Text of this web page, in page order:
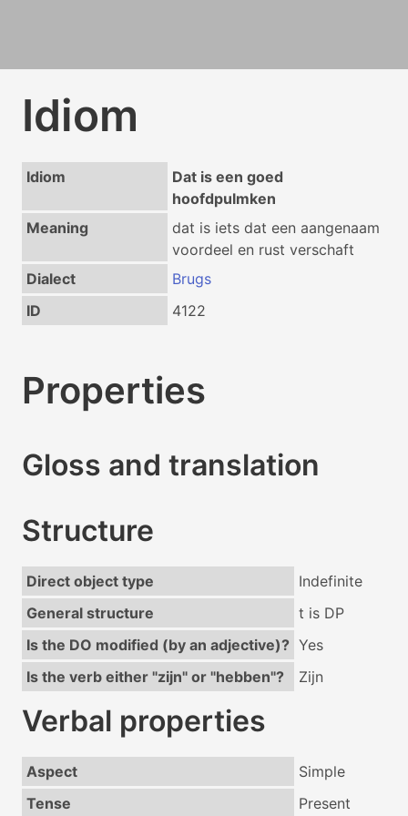
Idiom
Idiom
Dat is een goed
hoofdpulmken
Meaning
dat is iets dat een aangenaam
voordeel en rust verschaft
Dialect
Brugs
ID
4122
Properties
Gloss and translation
Structure
Direct object type
Indefinite
General structure
t is DP
Is the DO modified (by an adjective)? Yes
Is the verb either "zijn" or "hebben"?
Zijn
Verbal properties
Aspect
Simple
Tense
Present